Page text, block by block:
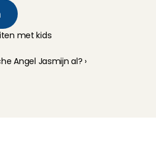
met kids
Angel Jasmijn al? ›